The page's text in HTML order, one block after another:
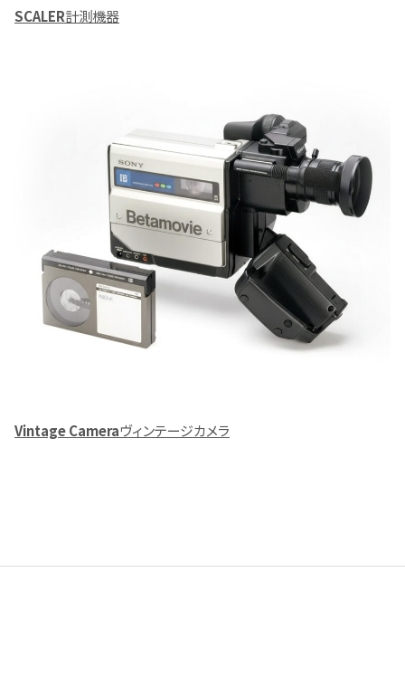
SCALER計測機器
Vintage Cameraヴィンテージカメラ